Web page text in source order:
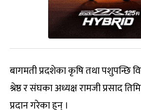
बागमती प्रदशेका कृषि तथा पशुपन्छि
श्रेष्ठ र संघका अध्यक्ष रामजी प्रसाद
प्रदान गरेका हुन् ।